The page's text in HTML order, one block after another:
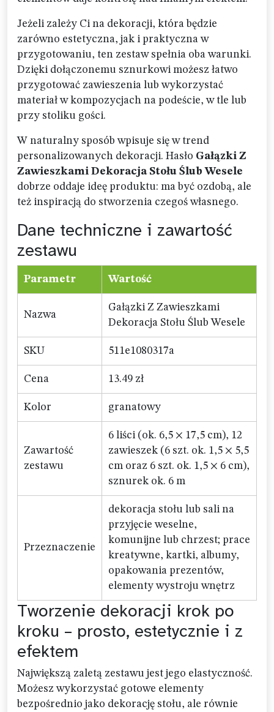
Jeżeli zależy Ci na dekoracji, która będzie
zarówno estetyczna, jak i praktyczna w
przygotowaniu, ten zestaw spełnia oba warunki.
Dzięki dołączonemu sznurkowi możesz łatwo
przygotować zawieszenia lub wykorzystać
materiał w kompozycjach na podeście, w tle lub
przy stoliku gości.
W naturalny sposób wpisuje się w trend
personalizowanych dekoracji. Hasło Gałązki Z
Zawieszkami Dekoracja Stołu Ślub Wesele
dobrze oddaje ideę produktu: ma być ozdobą, ale
też inspiracją do stworzenia czegoś własnego.
Dane techniczne i zawartość
zestawu
Parametr Wartość
Nazwa
Gałązki Z Zawieszkami
Dekoracja Stołu Ślub Wesele
SKU 511e1080317a
Cena 13.49 zł
Kolor granatowy
Zawartość
zestawu
6 liści (ok. 6,5 × 17,5 cm), 12
zawieszek (6 szt. ok. 1,5 × 5,5
cm oraz 6 szt. ok. 1,5 × 6 cm),
sznurek ok. 6 m
Przeznaczenie
dekoracja stołu lub sali na
przyjęcie weselne,
komunijne lub chrzest; prace
kreatywne, kartki, albumy,
opakowania prezentów,
elementy wystroju wnętrz
Tworzenie dekoracji krok po
kroku – prosto, estetycznie i z
efektem
Największą zaletą zestawu jest jego elastyczność.
Możesz wykorzystać gotowe elementy
bezpośrednio jako dekorację stołu, ale równie